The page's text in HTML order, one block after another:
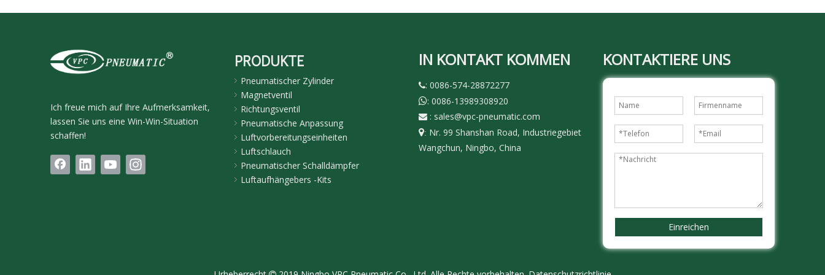
Ich freue mich auf Ihre Aufmerksamkeit,
lassen Sie uns eine Win-Win-Situation
schaffen!
PRODUKTE
Pneumatischer Zylinder
Magnetventil
Richtungsventil
Pneumatische Anpassung
Luftvorbereitungseinheiten
Luftschlauch
Pneumatischer Schalldämpfer
Luftaufhängebers -Kits
IN KONTAKT KOMMEN
: 0086-574-28872277
: 0086-13989308920
: sales@vpc-pneumatic.com
: Nr. 99 Shanshan Road, Industriegebiet
Wangchun, Ningbo, China
KONTAKTIERE UNS
Einreichen